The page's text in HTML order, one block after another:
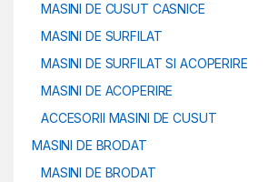
MASINI DE CUSUT CASNICE
MASINI DE SURFILAT
MASINI DE SURFILAT SI ACOPERIRE
MASINI DE ACOPERIRE
ACCESORII MASINI DE CUSUT
MASINI DE BRODAT
MASINI DE BRODAT